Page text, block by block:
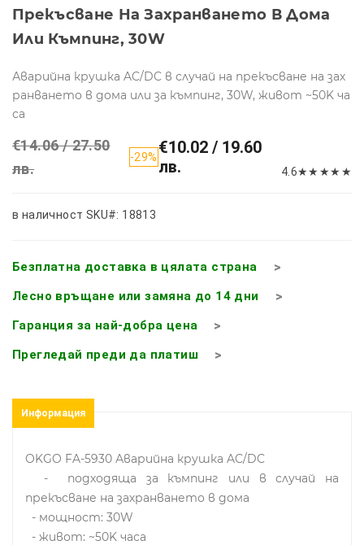
Прекъсване На Захранването В Дома
Или Къмпинг, 30W
Аварийна крушка AC/DC в случай на прекъсване на зах
ранването в дома или за къмпинг, 30W, живот ~50K ча
са
€14.06 / 27.50
лв.
-29%€10.02 / 19.60
лв.
4.6★★ ★★ ★
в наличност SKU#: 18813
Безплатна доставка в цялата страна
Лесно връщане или замяна до 14 дни
Гаранция за най-добра цена
Прегледай преди да платиш
Информация
OKGO FA-5930 Аварийна крушка AC/DC
- подходяща за къмпинг или в случай на
прекъсване на захранването в дома
- мощност: 30W
- живот: ~50K часа